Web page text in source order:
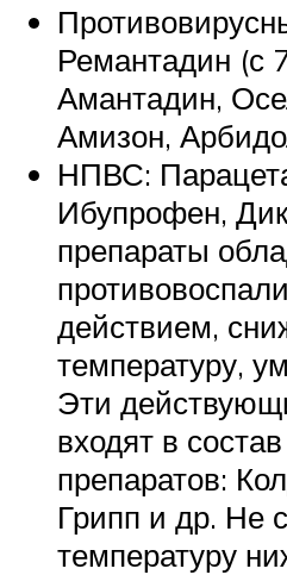
Ремантадин (с
Амантадин,
Амизон,
НПВС:
Ибупрофен,
препараты
действием,
температуру,
Эти
входят в
препаратов:
Грипп и др. Не
температуру